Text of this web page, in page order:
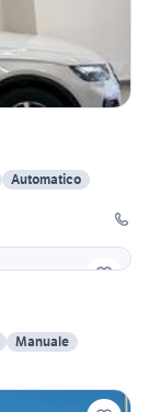
Automatico
Manuale